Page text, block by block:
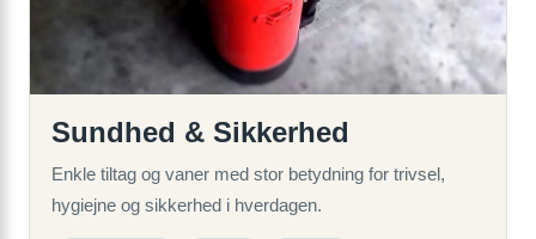
Sundhed & Sikkerhed
Enkle tiltag og vaner med stor betydning for trivsel,
hygiejne og sikkerhed i hverdagen.